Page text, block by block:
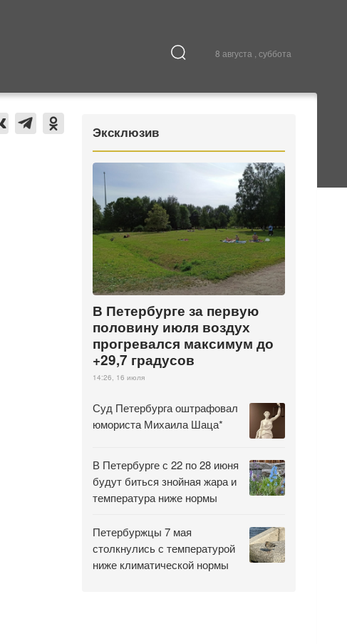
8 августа , суббота
Культура
Эксклюзив
В Петербурге за первую
половину июля воздух
прогревался максимум до
+29,7 градусов
14:26, 16 июля
Суд Петербурга оштрафовал
юмориста Михаила Шаца*
В Петербурге с 22 по 28 июня
будут биться знойная жара и
температура ниже нормы
Петербуржцы 7 мая
столкнулись с температурой
ниже климатической нормы